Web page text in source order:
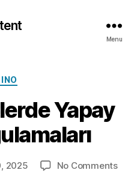
Menu
Yapay
2025 No Commentson